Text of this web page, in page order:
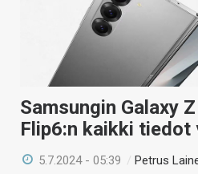
Samsungin Galaxy
Flip6:n kaikki
5.7.2024 - 05:39 /Petrus